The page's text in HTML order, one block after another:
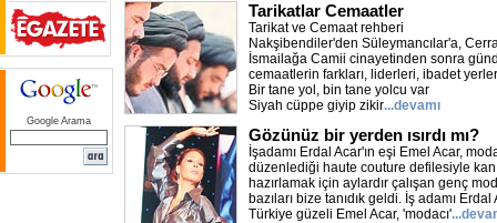
Google Arama
Tarikatlar Cemaatler
Tarikat ve Cemaat rehberi
Nakşibendiler'den Süleymancılar'a,
İsmailağa Camii cinayetinden sonra
cemaatlerin farkları, liderleri, ibadet
Bir tane yol, bin tane yolcu var
Siyah cüppe giyip zikir...devamı
Gözünüz bir yerden ısırdı mı?
İşadamı Erdal Acar'ın eşi Emel Acar,
düzenlediği haute couture defilesiyle
hazırlamak için aylardır çalışan genç
bazıları bize tanıdık geldi. İş adamı Erdal
Türkiye güzeli Emel Acar, 'modacı'